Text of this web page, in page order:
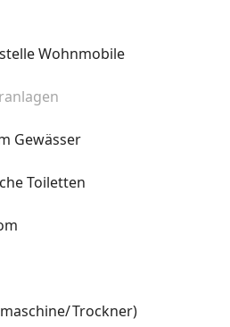
Wohnmobile
Gewässer
Toiletten
Trockner)